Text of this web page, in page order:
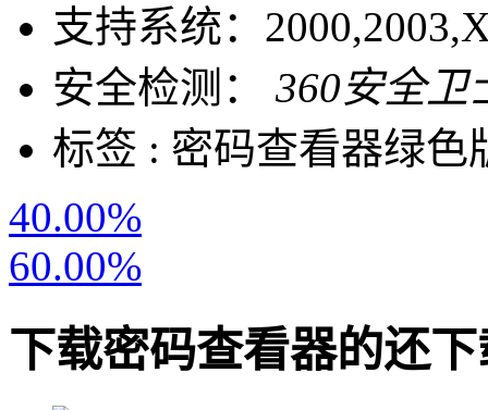
支持系统：
安全检测：
360安全卫
标签 : 密码查看器绿色
40.00%
60.00%
下载密码查看器的还